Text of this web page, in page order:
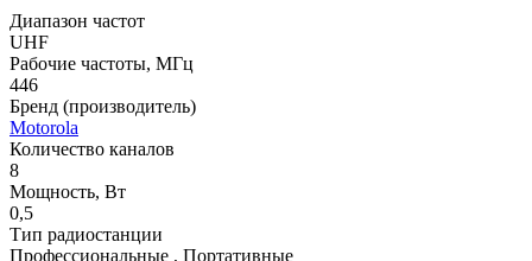
Диапазон частот
UHF
Рабочие частоты, МГц
446
Бренд (производитель)
Motorola
Количество каналов
8
Мощность, Вт
0,5
Тип радиостанции
Профессиональные , Портативные